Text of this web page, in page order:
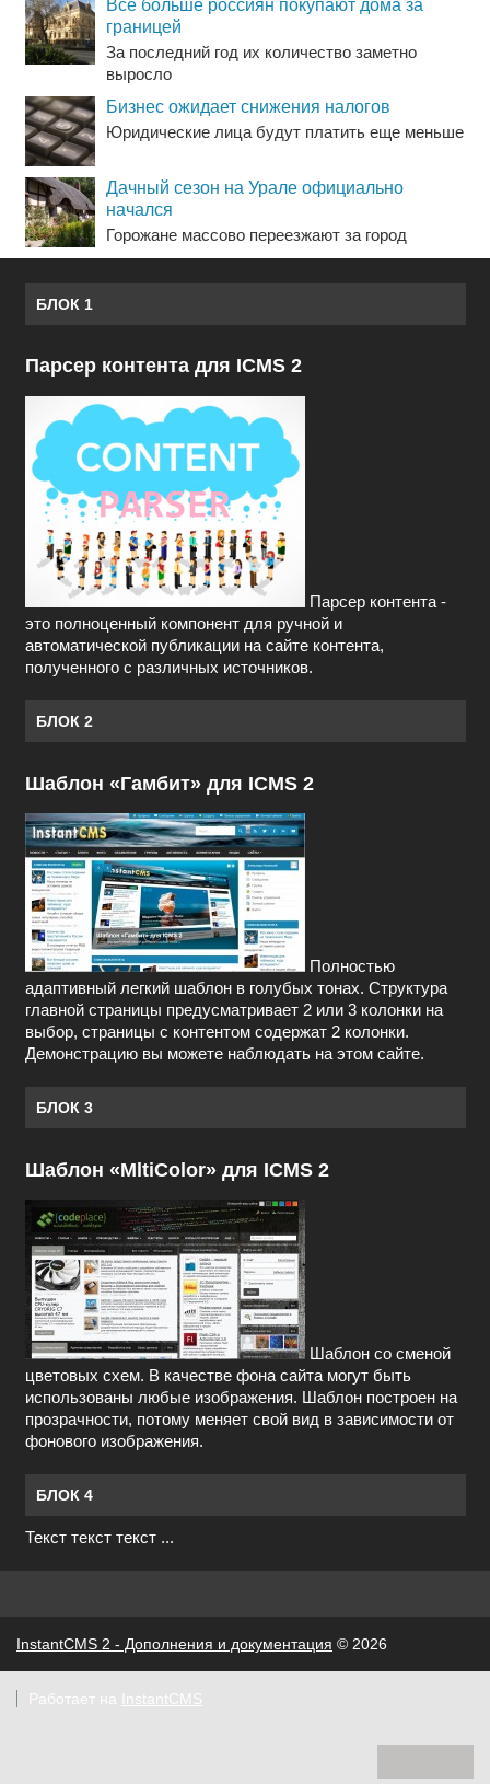
Все больше россиян покупают дома за
границей
За последний год их количество заметно
выросло
Бизнес ожидает снижения налогов
Юридические лица будут платить еще меньше
Дачный сезон на Урале официально
начался
Горожане массово переезжают за город
БЛОК 1
Парсер контента для ICMS 2
Парсер контента -
это полноценный компонент для ручной и
автоматической публикации на сайте контента,
полученного с различных источников.
БЛОК 2
Шаблон «Гамбит» для ICMS 2
Полностью
адаптивный легкий шаблон в голубых тонах. Структура
главной страницы предусматривает 2 или 3 колонки на
выбор, страницы с контентом содержат 2 колонки.
Демонстрацию вы можете наблюдать на этом сайте.
БЛОК 3
Шаблон «MltiColor» для ICMS 2
Шаблон со сменой
цветовых схем. В качестве фона сайта могут быть
использованы любые изображения. Шаблон построен на
прозрачности, потому меняет свой вид в зависимости от
фонового изображения.
БЛОК 4
Текст текст текст ...
InstantCMS 2 - Дополнения и документация © 2026
Работает на InstantCMS